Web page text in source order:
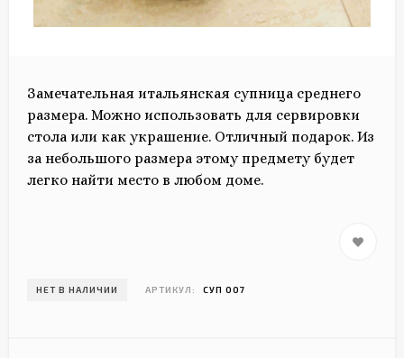
Замечательная итальянская супница среднего
размера. Можно использовать для сервировки
стола или как украшение. Отличный подарок. Из
за небольшого размера этому предмету будет
легко найти место в любом доме.
НЕТ В НАЛИЧИИ АРТИКУЛ: СУП 007